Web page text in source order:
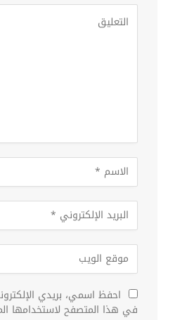
احفظ اسمي، بريدي
في هذا المتصفح لاستخدامها